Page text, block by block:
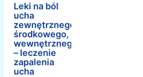
Leki na ból
ucha
zewnętrznego,
środkowego,
wewnętrznego
– leczenie
zapalenia
ucha